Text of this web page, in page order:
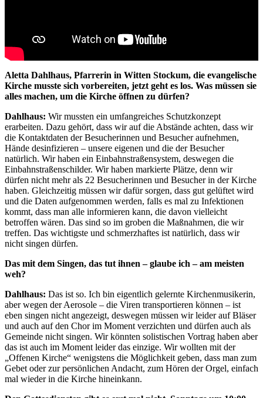
Aletta Dahlhaus, Pfarrerin in Witten Stockum, die evangelische
Kirche musste sich vorbereiten, jetzt geht es los. Was müssen sie
alles machen, um die Kirche öffnen zu dürfen?
Dahlhaus: Wir mussten ein umfangreiches Schutzkonzept
erarbeiten. Dazu gehört, dass wir auf die Abstände achten, dass wir
die Kontaktdaten der Besucherinnen und Besucher aufnehmen,
Hände desinfizieren – unsere eigenen und die der Besucher
natürlich. Wir haben ein Einbahnstraßensystem, deswegen die
Einbahnstraßenschilder. Wir haben markierte Plätze, denn wir
dürfen nicht mehr als 22 Besucherinnen und Besucher in der Kirche
haben. Gleichzeitig müssen wir dafür sorgen, dass gut gelüftet wird
und die Daten aufgenommen werden, falls es mal zu Infektionen
kommt, dass man alle informieren kann, die davon vielleicht
betroffen wären. Das sind so im groben die Maßnahmen, die wir
treffen. Das wichtigste und schmerzhaftes ist natürlich, dass wir
nicht singen dürfen.
Das mit dem Singen, das tut ihnen – glaube ich – am meisten
weh?
Dahlhaus: Das ist so. Ich bin eigentlich gelernte Kirchenmusikerin,
aber wegen der Aerosole – die Viren transportieren können – ist
eben singen nicht angezeigt, deswegen müssen wir leider auf Bläser
und auch auf den Chor im Moment verzichten und dürfen auch als
Gemeinde nicht singen. Wir könnten solistischen Vortrag haben aber
das ist auch im Moment leider das einzige. Wir wollten mit der
„Offenen Kirche“ wenigstens die Möglichkeit geben, dass man zum
Gebet oder zur persönlichen Andacht, zum Hören der Orgel, einfach
mal wieder in die Kirche hineinkann.